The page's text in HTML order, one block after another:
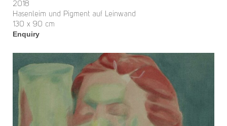
2018
Hasenleim und Pigment auf Leinwand
130 x 90 cm
Enquiry